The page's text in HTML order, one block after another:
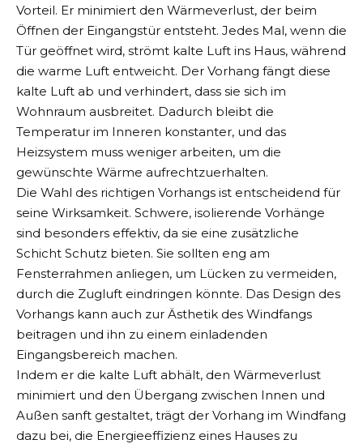
Vorteil. Er minimiert den Wärmeverlust, der beim
Öffnen der Eingangstür entsteht. Jedes Mal, wenn die
Tür geöffnet wird, strömt kalte Luft ins Haus, während
die warme Luft entweicht. Der Vorhang fängt diese
kalte Luft ab und verhindert, dass sie sich im
Wohnraum ausbreitet. Dadurch bleibt die
Temperatur im Inneren konstanter, und das
Heizsystem muss weniger arbeiten, um die
gewünschte Wärme aufrechtzuerhalten.
Die Wahl des richtigen Vorhangs ist entscheidend für
seine Wirksamkeit. Schwere, isolierende Vorhänge
sind besonders effektiv, da sie eine zusätzliche
Schicht Schutz bieten. Sie sollten eng am
Fensterrahmen anliegen, um Lücken zu vermeiden,
durch die Zugluft eindringen könnte. Das Design des
Vorhangs kann auch zur Ästhetik des Windfangs
beitragen und ihn zu einem einladenden
Eingangsbereich machen.
Indem er die kalte Luft abhält, den Wärmeverlust
minimiert und den Übergang zwischen Innen und
Außen sanft gestaltet, trägt der Vorhang im Windfang
dazu bei, die Energieeffizienz eines Hauses zu